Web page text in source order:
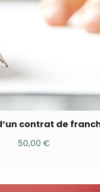
contrat de
50,00 €